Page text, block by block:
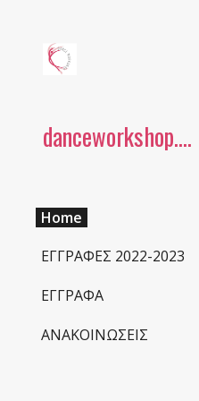
danceworkshop.gr
Home
ΕΓΓΡΑΦΕΣ 2022-2023
ΕΓΓΡΑΦΑ
ΑΝΑΚΟΙΝΩΣΕΙΣ